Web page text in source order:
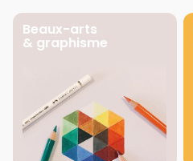
Beaux-arts
& graphisme